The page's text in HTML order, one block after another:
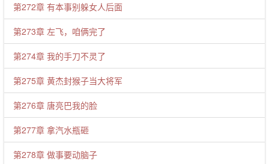
第272章 有本事别躲女人后面
第273章 左飞，咱俩完了
第274章 我的手刀不灵了
第275章 黄杰封猴子当大将军
第276章 唐亮巴我的脸
第277章 拿汽水瓶砸
第278章 做事要动脑子